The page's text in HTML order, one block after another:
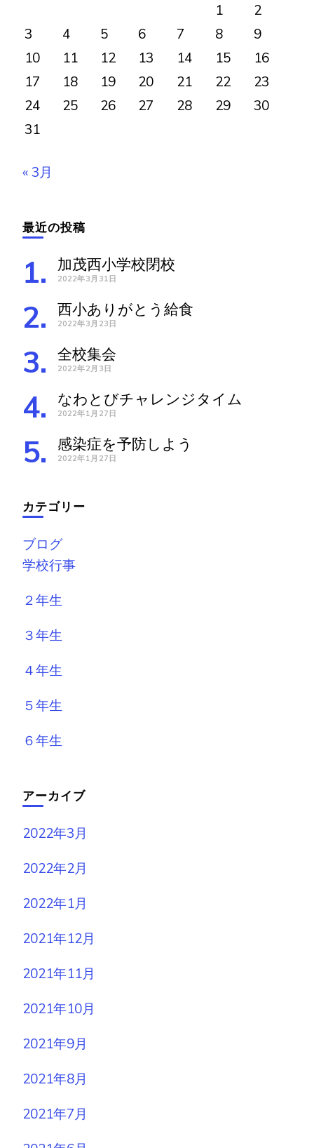
1
2
3
4 5 6 7 8
9
10
11 12 13 14 15
16
17
18 19 20 21 22
23
24
25 26 27 28 29
30
31
« 3月
最近の投稿
加茂西小学校閉校
2022年3月31日
西小ありがとう給食
2022年3月23日
全校集会
2022年2月3日
なわとびチャレンジタイム
2022年1月27日
感染症を予防しよう
2022年1月27日
カテゴリー
ブログ
学校行事
２年生
３年生
４年生
５年生
６年生
アーカイブ
2022年3月
2022年2月
2022年1月
2021年12月
2021年11月
2021年10月
2021年9月
2021年8月
2021年7月